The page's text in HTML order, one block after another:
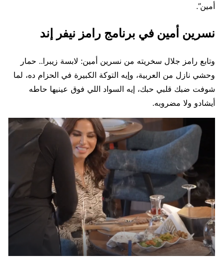
أمين”.
نسرين أمين في برنامج رامز نيفر إند
وتابع رامز جلال سخريته من نسرين أمين: لابسة زيبرا.. حمار
وحشي نازل من العربية، وإيه التوكة الكبيرة في الحزام ده، لما
شوفت ضبك قلبي حبك، إيه السواد اللي فوق عينيها حاطه
أيشادو ولا مضروبه.